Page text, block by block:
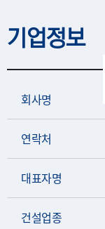
기업정보
회사명
연락처
대표자명
건설업종